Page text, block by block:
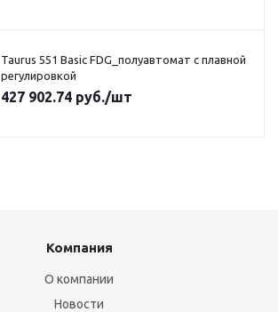
Taurus 551 Basic FDG_полуавтомат с плавной
регулировкой
427 902.74 руб./шт
Компания
О компании
Новости